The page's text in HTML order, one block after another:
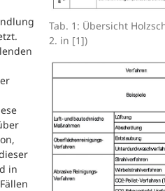
in
Tab. 1: Übersicht
2. in [1])